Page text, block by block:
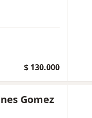
$ 130.000
Gomez